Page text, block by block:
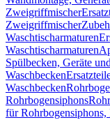
Zweigriffmischer
Zweigriffmischer
Waschtischarmaturen
Waschtischarmaturen
Spülbecken, Geräte
Waschbecken
Waschbecken
Rohrbogensiphons
für Rohrbogensiphons,